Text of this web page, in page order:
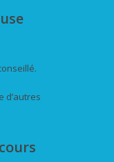
d’autres